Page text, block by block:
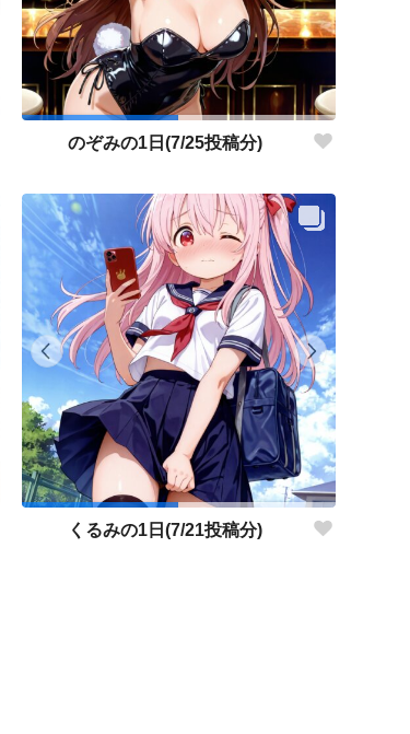
のぞみの1日(7/25投稿分)
くるみの1日(7/21投稿分)